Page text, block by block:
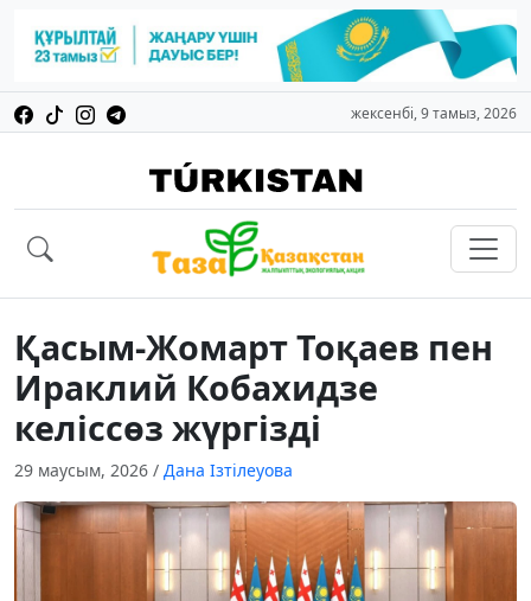
жексенбі, 9 тамыз, 2026
Қасым-Жомарт Тоқаев пен
Ираклий Кобахидзе
келіссөз жүргізді
29 маусым, 2026 / Дана Ізтілеуова